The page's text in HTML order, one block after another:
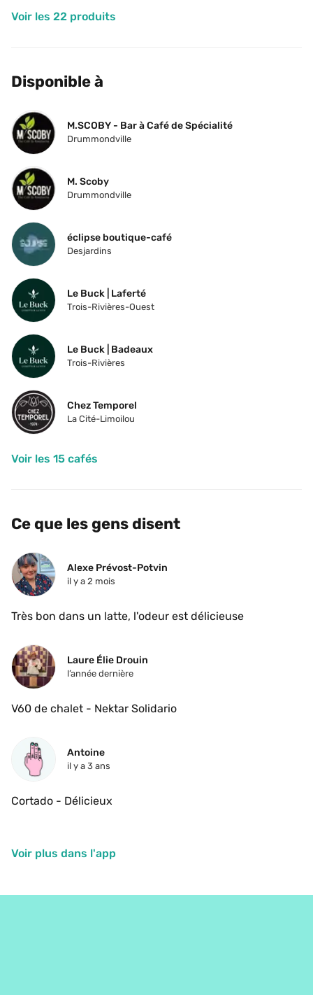
Voir les 22 produits
Disponible à
M.SCOBY - Bar à Café de Spécialité
Drummondville
M. Scoby
Drummondville
éclipse boutique-café
Desjardins
Le Buck | Laferté
Trois-Rivières-Ouest
Le Buck | Badeaux
Trois-Rivières
Chez Temporel
La Cité-Limoilou
Voir les 15 cafés
Ce que les gens disent
Alexe Prévost-Potvin
il y a 2 mois
Laure Élie Drouin
l’année dernière
V60 de chalet - Nektar Solidario
Antoine
il y a 3 ans
Cortado - Délicieux
Voir plus dans l'app